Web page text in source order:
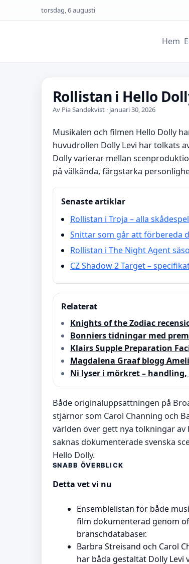
torsdag, 6 augusti
Hem
Rollistan i Hello
Av Pia Sandekvist · januari 30, 2026
Musikalen och filmen Hello Dolly
huvudrollen Dolly Levi har tolkats
Dolly varierar mellan
på välkända, färgstarka
Senaste artiklar
Rollistan i Troja – alla
Snittar som går att förbereda
Rollistan i The Night Agent
CZ Shadow 2 Target –
Relaterat
Knights of the Zodiac
Bonniers tidningar med
Klairs Supple Preparation
Magdalena Graaf blogg
Ni lyser i mörkret – handling,
Både originaluppsättningen på
stjärnor som Carol Channing och
världen över gett nya tolkningar
saknas dokumenterade svenska
Hello Dolly.
SNABB ÖVERBLICK
Detta vet vi nu
Ensemblelistan för både
film dokumenterad genom
branschdatabaser.
Barbra Streisand och Carol
har båda gestaltat Dolly Levi